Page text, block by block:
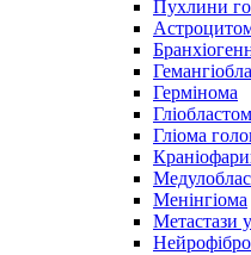
Пухлини
Гермінома
Гліома
Менінгіома
Метастази